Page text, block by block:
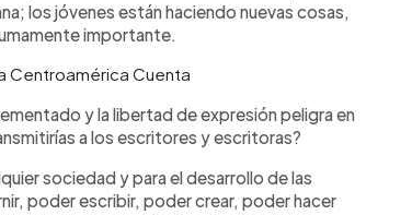
los jóvenes están haciendo nuevas cosas,
importante.
Centroamérica Cuenta
y la libertad de expresión peligra en
a los escritores y escritoras?
sociedad y para el desarrollo de las
poder escribir, poder crear, poder hacer